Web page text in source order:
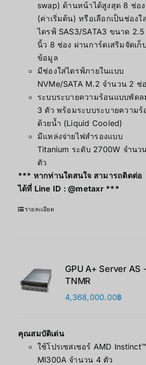
swap) ด้านหน้าได้สูงสุด 8 ช่อง
(ค่าเริ่มต้น) หรือเลือกเป็นช่องใ
ไดรฟ์ SAS3/SATA3 ขนาด 2.5
นิ้ว 8 ช่อง ผ่านการ์ดเสริมจัดเก็บ
ข้อมูล
มีช่องใส่ไดรฟ์ภายในแบบ
NVMe/SATA M.2 จำนวน 2 ช่
ระบบระบายความร้อนแบบพัดล
3 ตัว พร้อมระบบระบายความร้
ด้วยน้ำ (Liquid Cooled)
มีแหล่งจ่ายไฟสำรองแบบ
Titanium ระดับ 2700W จำนว
ตัว
*** หากท่านใดสนใจ สามารถติดต่อ
ได้ที่ Line ID :@metaxr***
รายละเอียด
GPU A+ Server AS
TNMR
4,368,000.00฿
คุณสมบัติเด่น
ใช้โปรเซสเซอร์ AMD Instinct™
MI300A จำนวน 4 ตัว